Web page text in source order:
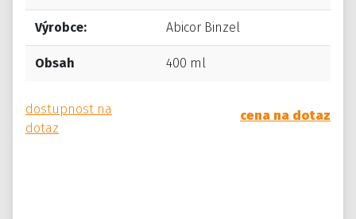
Výrobce: Abicor Binzel
Obsah 400 ml
dostupnost na
dotaz
cena na dotaz